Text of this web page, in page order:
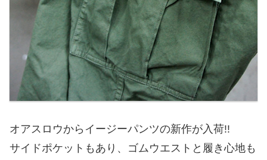
オアスロウからイージーパンツの新作が入荷!!
サイドポケットもあり、ゴムウエストと履き心地も